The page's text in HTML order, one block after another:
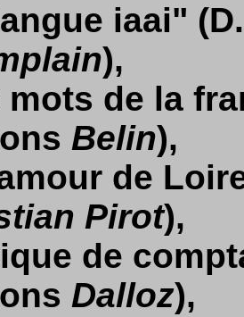
iaai"
),
mots de la
Belin),
de
Pirot),
de
Dalloz),